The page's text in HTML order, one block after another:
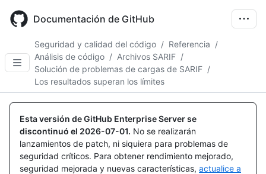
main
Documentación de GitHub
Seguridad y calidad del código / Referencia /
Análisis de código / Archivos SARIF /
Solución de problemas de cargas de SARIF /
Los resultados superan los límites
Esta versión de GitHub Enterprise Server se
discontinuó el 2026-07-01. No se realizarán
lanzamientos de patch, ni siquiera para problemas de
seguridad críticos. Para obtener rendimiento mejorado,
seguridad mejorada y nuevas características, actualice a